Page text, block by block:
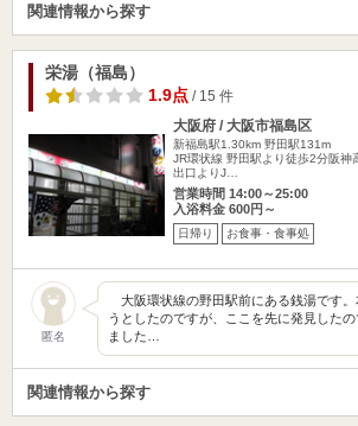
関連情報から探す
栄湯（福島）
1.9点/ 15 件
大阪府 / 大阪市福島区
新福島駅1.30km 野田駅131m
JR環状線 野田駅より徒歩2分阪神
出口よりJ…
営業時間 14:00～25:00
入浴料金 600円～
日帰り お食事・食事処
匿名
大阪環状線の野田駅前にある銭湯です。
うとしたのですが、ここを先に発見した
ました…
関連情報から探す